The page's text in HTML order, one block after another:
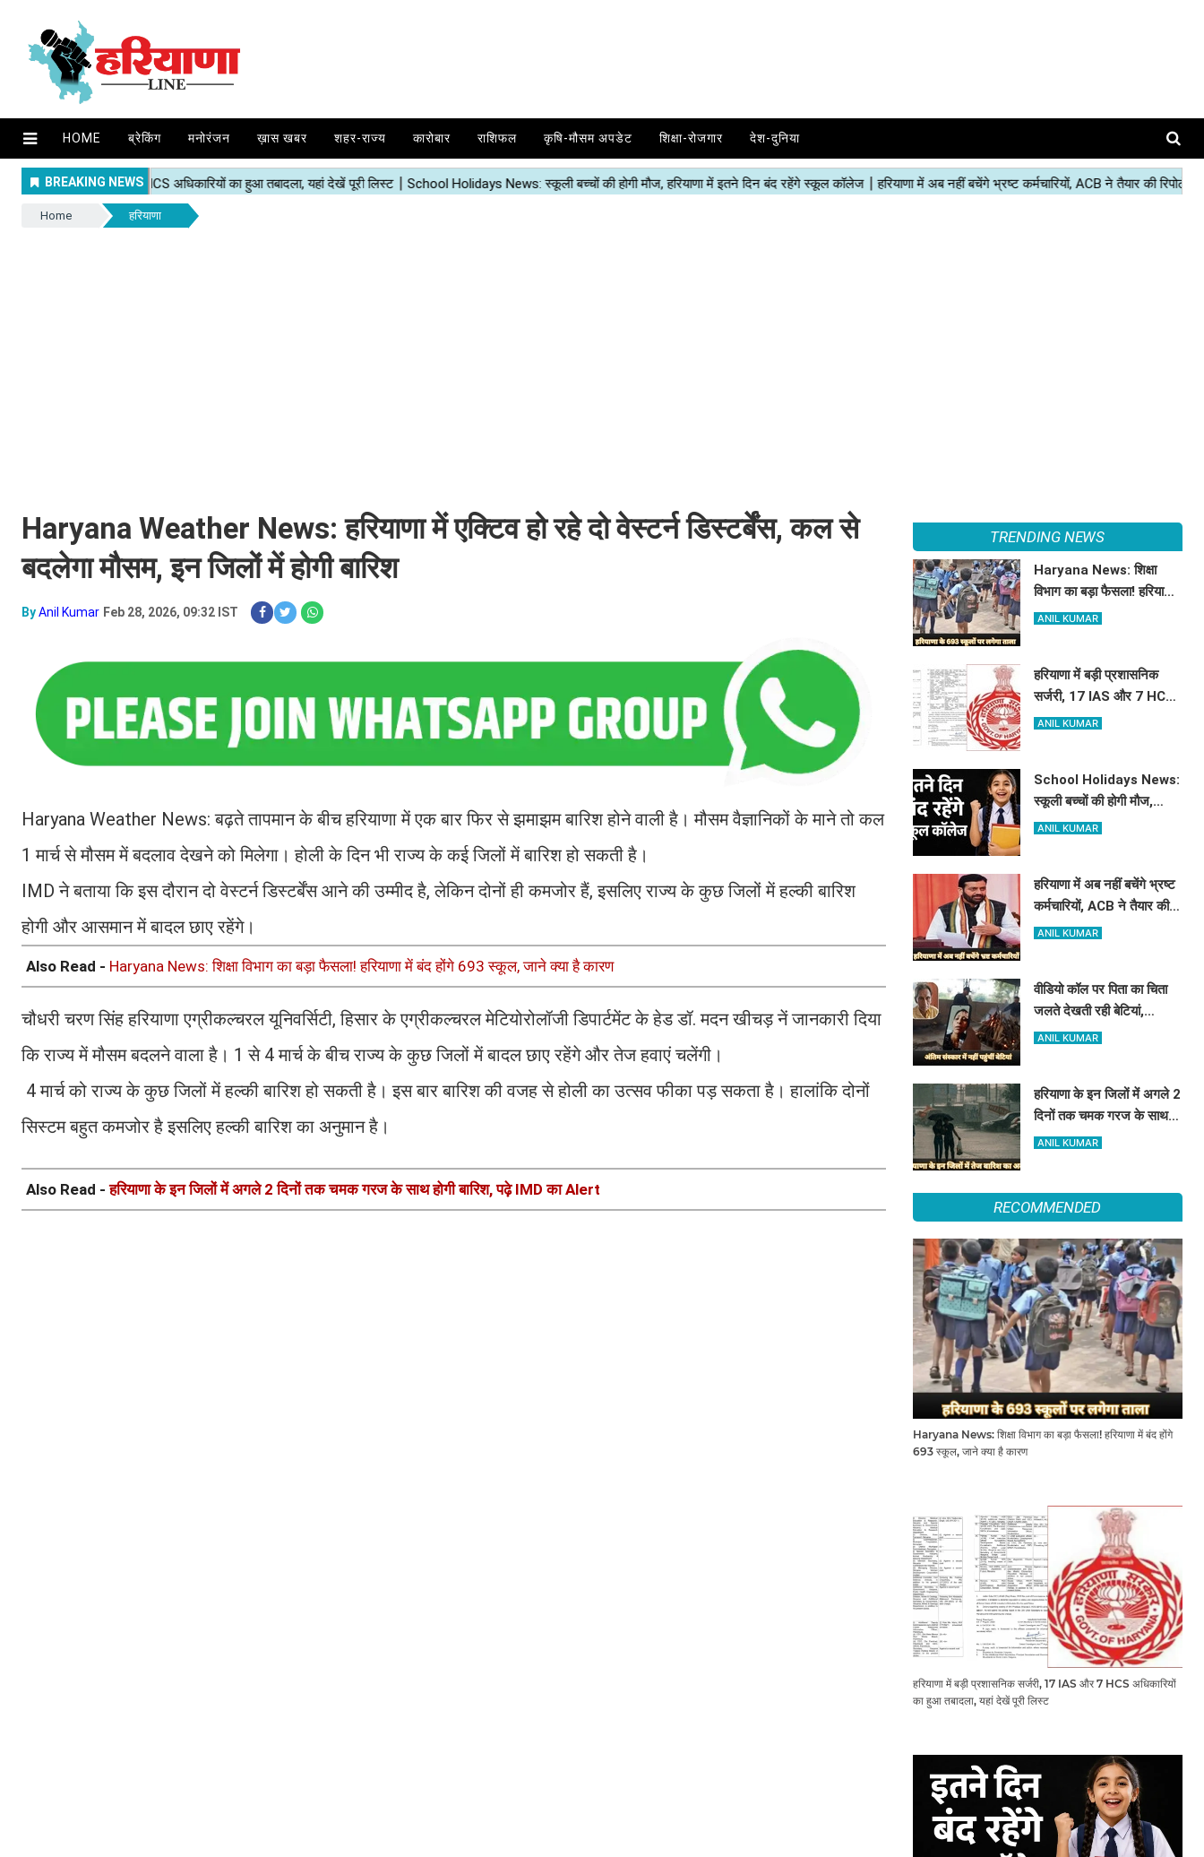
HOME ब्रेकिंग मनोरंजन ख़ास खबर शहर-राज्य कारोबार राशिफल कृषि-मौसम अपडेट शिक्षा-रोजगार देश-दुनिया
Home हरियाणा
Haryana Weather News: हरियाणा में एक्टिव हो रहे दो वेस्टर्न डिस्टर्बेंस, कल से
बदलेगा मौसम, इन जिलों में होगी बारिश
ByAnil Kumar Feb 28, 2026, 09:32 IST
Haryana Weather News: बढ़ते तापमान के बीच हरियाणा में एक बार फिर से झमाझम बारिश होने वाली है। मौसम वैज्ञानिकों के माने तो कल
1 मार्च से मौसम में बदलाव देखने को मिलेगा। होली के दिन भी राज्य के कई जिलों में बारिश हो सकती है।
IMD ने बताया कि इस दौरान दो वेस्टर्न डिस्टर्बेंस आने की उम्मीद है, लेकिन दोनों ही कमजोर हैं, इसलिए राज्य के कुछ जिलों में हल्की बारिश
होगी और आसमान में बादल छाए रहेंगे।
Also Read - Haryana News: शिक्षा विभाग का बड़ा फैसला! हरियाणा में बंद होंगे 693 स्कूल, जाने क्या है कारण
चौधरी चरण सिंह हरियाणा एग्रीकल्चरल यूनिवर्सिटी, हिसार के एग्रीकल्चरल मेटियोरोलॉजी डिपार्टमेंट के हेड डॉ. मदन खीचड़ नें जानकारी दिया
कि राज्य में मौसम बदलने वाला है। 1 से 4 मार्च के बीच राज्य के कुछ जिलों में बादल छाए रहेंगे और तेज हवाएं चलेंगी।
4 मार्च को राज्य के कुछ जिलों में हल्की बारिश हो सकती है। इस बार बारिश की वजह से होली का उत्सव फीका पड़ सकता है। हालांकि दोनों
सिस्टम बहुत कमजोर है इसलिए हल्की बारिश का अनुमान है।
Also Read -हरियाणा के इन जिलों में अगले 2 दिनों तक चमक गरज के साथ होगी बारिश, पढ़े IMD का Alert
TRENDING NEWS
Haryana News: शिक्षा
विभाग का बड़ा फैसला! हरियाणा
में बंद होंगे 693 स्कूल, जाने क्या
ANIL KUMAR
हरियाणा में बड़ी प्रशासनिक
सर्जरी, 17 IAS और 7 HCS
अधिकारियों का हुआ तबादला,
ANIL KUMAR
School Holidays News:
स्कूली बच्चों की होगी मौज,
हरियाणा में इतने दिन बंद रहेंगे
ANIL KUMAR
हरियाणा में अब नहीं बचेंगे भ्रष्ट
कर्मचारियों, ACB ने तैयार की
रिपोर्ट, इस विभाग में मिली सबसे
ANIL KUMAR
वीडियो कॉल पर पिता का चिता
जलते देखती रही बेटियां,
₹5100 भेजकर बोलीं- अस्थियां
ANIL KUMAR
हरियाणा के इन जिलों में अगले 2
दिनों तक चमक गरज के साथ
होगी बारिश, पढ़े IMD का
ANIL KUMAR
RECOMMENDED
Haryana News: शिक्षा विभाग का बड़ा फैसला! हरियाणा में बंद होंगे
693 स्कूल, जाने क्या है कारण
हरियाणा में बड़ी प्रशासनिक सर्जरी, 17 IAS और 7 HCS अधिकारियों
का हुआ तबादला, यहां देखें पूरी लिस्ट